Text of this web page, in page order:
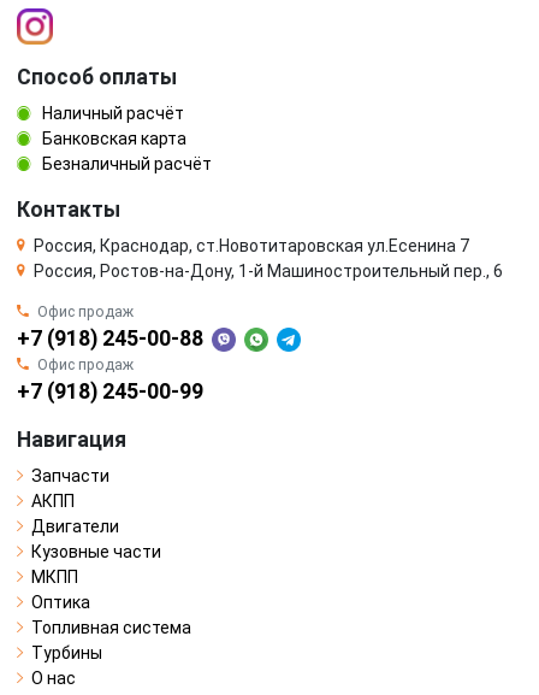
Способ оплаты
Наличный расчёт
Банковская карта
Безналичный расчёт
Контакты
Россия, Краснодар, ст.Новотитаровская ул.Есенина 7
Россия, Ростов-на-Дону, 1-й Машиностроительный пер., 6
Офис продаж
+7 (918) 245-00-88
Офис продаж
+7 (918) 245-00-99
Навигация
Запчасти
АКПП
Двигатели
Кузовные части
МКПП
Оптика
Топливная система
Турбины
О нас